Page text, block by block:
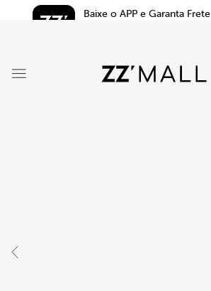
Baixe o APP e Garanta Frete